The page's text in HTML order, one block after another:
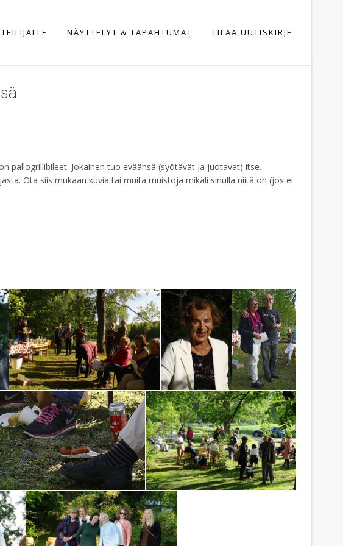
NÄYTTELYT & TAPAHTUMAT TILAA UUTISKIRJE
pallogrillibileet. Jokainen tuo eväänsä (syötävät ja juotavat) itse.
Ota siis mukaan kuvia tai muita muistoja mikäli sinulla niitä on (jos ei